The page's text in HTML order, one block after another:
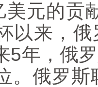
美元的贡
以来，
5年，俄
。俄罗斯